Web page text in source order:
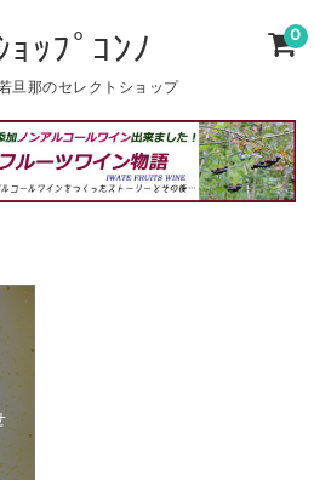
ｮｯﾌﾟｺﾝﾉ
旦那のセレクトショップ
0